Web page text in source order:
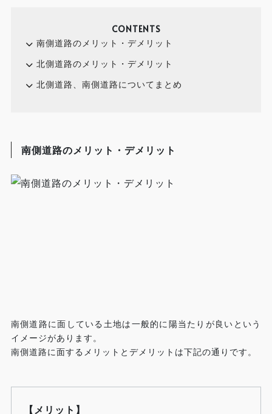
CONTENTS
南側道路のメリット・デメリット
北側道路のメリット・デメリット
北側道路、南側道路についてまとめ
南側道路のメリット・デメリット
南側道路に面している土地は一般的に陽当たりが良いという
イメージがあります。
南側道路に面するメリットとデメリットは下記の通りです。
【メリット】